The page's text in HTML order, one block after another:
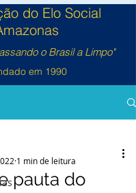
do Elo Social
o Brasil a Limpo"
em 1990
pauta do
1 min de leitura